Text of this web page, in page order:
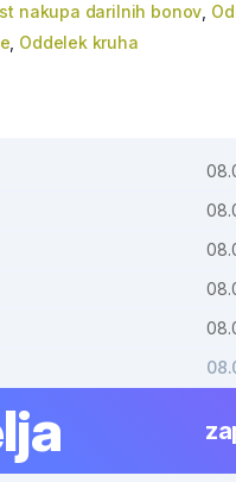
nakupa darilnih bonov
Oddelek kruha